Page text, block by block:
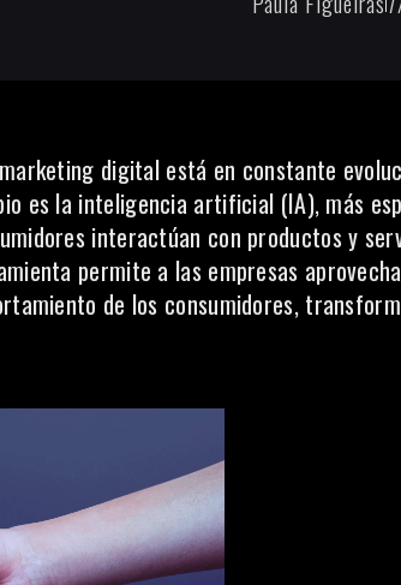
digital está en constante
es la inteligencia artificial (IA), más
interactúan con productos y
permite a las empresas
de los consumidores,